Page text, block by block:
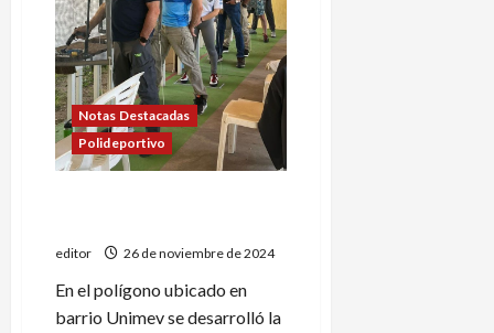
Notas Destacadas
Polideportivo
editor 26 de noviembre de 2024
En el polígono ubicado en
barrio Unimev se desarrolló la